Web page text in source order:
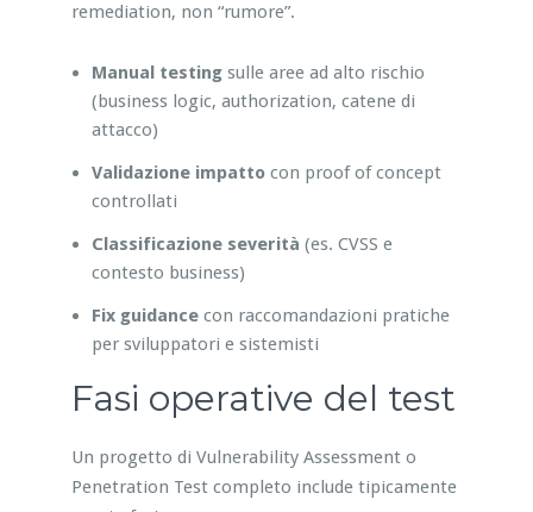
remediation, non “rumore”.
Manual testingsulle aree ad alto rischio
(business logic, authorization, catene di
attacco)
Validazione impattocon proof of concept
controllati
Classificazione severità (es. CVSS e
contesto business)
Fix guidancecon raccomandazioni pratiche
per sviluppatori e sistemisti
Fasi operative del test
Un progetto di Vulnerability Assessment o
Penetration Test completo include tipicamente